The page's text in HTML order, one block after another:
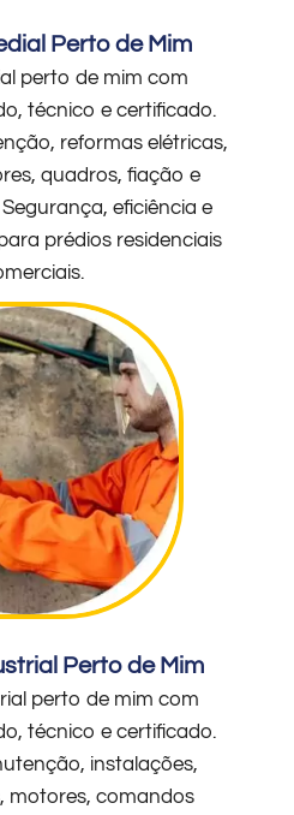
Perto de Mim
perto de mim com
técnico e certificado.
reformas elétricas,
quadros, fiação e
eficiência e
prédios residenciais
Perto de Mim
perto de mim com
técnico e certificado.
instalações,
motores, comandos